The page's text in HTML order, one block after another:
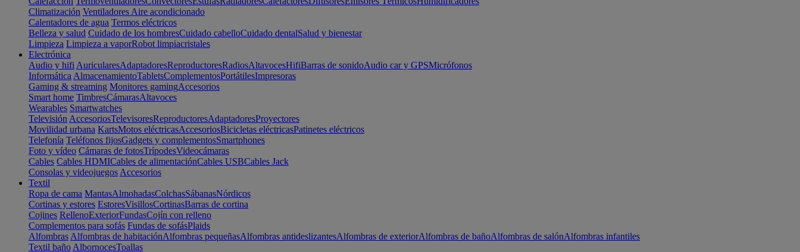
Climatización Ventiladores Aire acondicionado
Calentadores de agua Termos eléctricos
Belleza y salud Cuidado de los hombresCuidado cabelloCuidado dentalSalud y bienestar
Limpieza Limpieza a vaporRobot limpiacristales
Electrónica
Audio y hifi AuricularesAdaptadoresReproductoresRadiosAltavocesHifiBarras de sonidoAudio car y GPSMicrófonos
Informática AlmacenamientoTabletsComplementosPortátilesImpresoras
Gaming & streaming Monitores gamingAccesorios
Smart home TimbresCámarasAltavoces
Wearables Smartwatches
Televisión AccesoriosTelevisoresReproductoresAdaptadoresProyectores
Movilidad urbana KartsMotos eléctricasAccesoriosBicicletas eléctricasPatinetes eléctricos
Telefonía Teléfonos fijosGadgets y complementosSmartphones
Foto y vídeo Cámaras de fotosTrípodesVideocámaras
Cables Cables HDMICables de alimentaciónCables USBCables Jack
Consolas y videojuegos Accesorios
Textil
Ropa de cama MantasAlmohadasColchasSábanasNórdicos
Cortinas y estores EstoresVisillosCortinasBarras de cortina
Cojines RellenoExteriorFundasCojín con relleno
Complementos para sofás Fundas de sofásPlaids
Alfombras Alfombras de habitaciónAlfombras pequeñasAlfombras antideslizantesAlfombras de exteriorAlfombras de bañoAlfombras de salónAlfombras infantiles
Textil baño AlbornocesToallas